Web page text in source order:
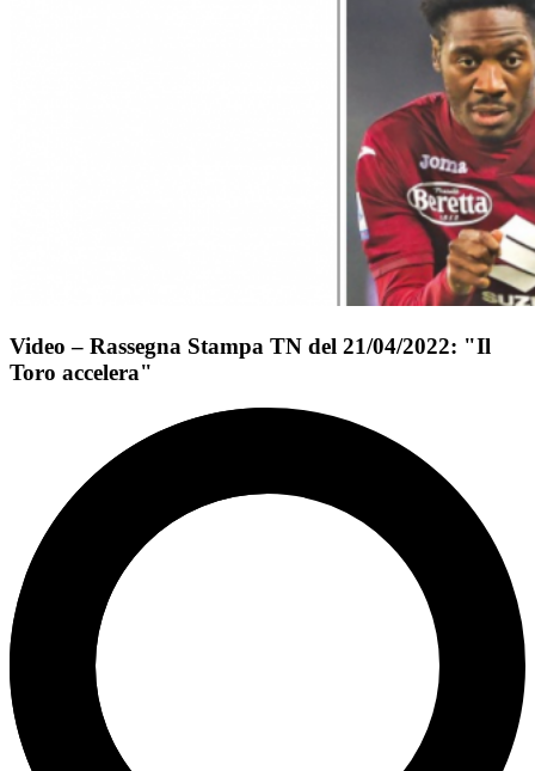
Video – Rassegna Stampa TN del 21/04/2022: "Il
Toro accelera"